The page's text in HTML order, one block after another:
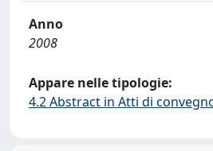
Anno
2008
Appare nelle tipologie:
4.2 Abstract in Atti di